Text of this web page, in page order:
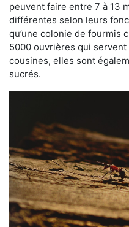
peuvent faire entre 7 à 13
différentes selon leurs
qu’une colonie de fourmis
5000 ouvrières qui servent
cousines, elles sont
sucrés.